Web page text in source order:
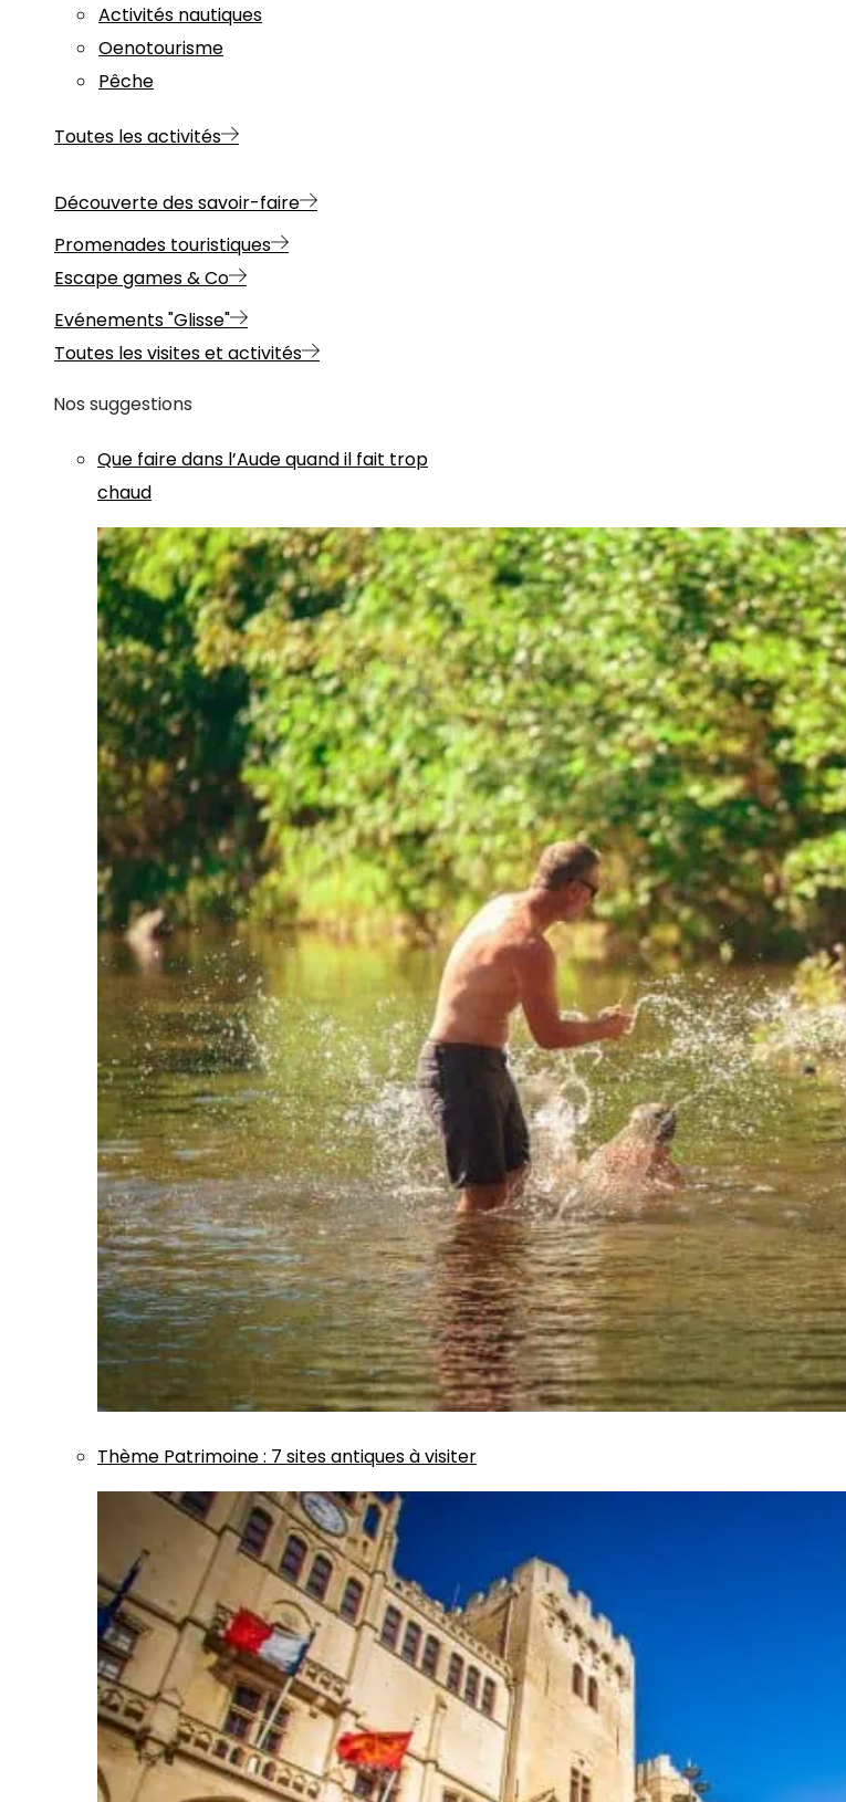
Activités nautiques
Oenotourisme
Pêche
Toutes les activités
Découverte des savoir-faire
Promenades touristiques
Escape games & Co
Evénements "Glisse"
Toutes les visites et activités
Nos suggestions
Que faire dans l’Aude quand il fait trop
chaud
Thème Patrimoine: 7 sites antiques à visiter